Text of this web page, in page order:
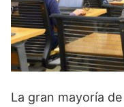
La gran mayoría